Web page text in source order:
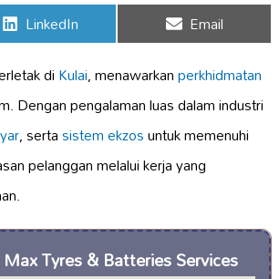
Share
on
LinkedIn Share
on
Email
diKulai, menawarkanperkhidmatan
Dengan pengalaman luas dalam industri
, sertasistem ekzosuntuk memenuhi
pelanggan melalui kerja yang
Tyres & Batteries Services